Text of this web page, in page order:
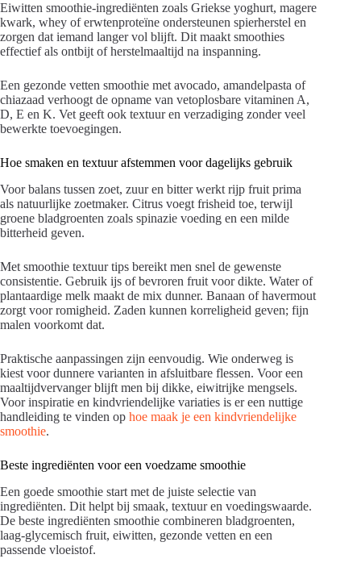
Eiwitten smoothie-ingrediënten zoals Griekse yoghurt, magere
kwark, whey of erwtenproteïne ondersteunen spierherstel en
zorgen dat iemand langer vol blijft. Dit maakt smoothies
effectief als ontbijt of herstelmaaltijd na inspanning.
Een gezonde vetten smoothie met avocado, amandelpasta of
chiazaad verhoogt de opname van vetoplosbare vitaminen A,
D, E en K. Vet geeft ook textuur en verzadiging zonder veel
bewerkte toevoegingen.
Hoe smaken en textuur afstemmen voor dagelijks gebruik
Voor balans tussen zoet, zuur en bitter werkt rijp fruit prima
als natuurlijke zoetmaker. Citrus voegt frisheid toe, terwijl
groene bladgroenten zoals spinazie voeding en een milde
bitterheid geven.
Met smoothie textuur tips bereikt men snel de gewenste
consistentie. Gebruik ijs of bevroren fruit voor dikte. Water of
plantaardige melk maakt de mix dunner. Banaan of havermout
zorgt voor romigheid. Zaden kunnen korreligheid geven; fijn
malen voorkomt dat.
Praktische aanpassingen zijn eenvoudig. Wie onderweg is
kiest voor dunnere varianten in afsluitbare flessen. Voor een
maaltijdvervanger blijft men bij dikke, eiwitrijke mengsels.
Voor inspiratie en kindvriendelijke variaties is er een nuttige
handleiding te vinden op hoe maak je een kindvriendelijke
smoothie.
Beste ingrediënten voor een voedzame smoothie
Een goede smoothie start met de juiste selectie van
ingrediënten. Dit helpt bij smaak, textuur en voedingswaarde.
De beste ingrediënten smoothie combineren bladgroenten,
laag-glycemisch fruit, eiwitten, gezonde vetten en een
passende vloeistof.